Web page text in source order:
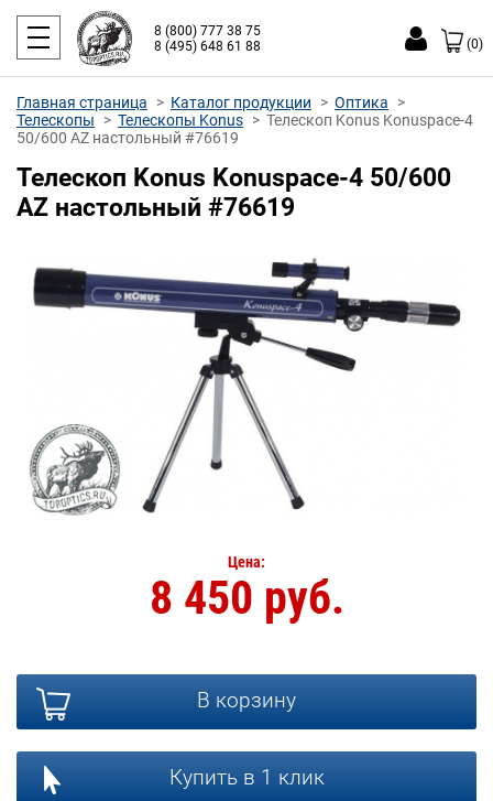
8 (800) 777 38 75
8 (495) 648 61 88
(0)
Главная страница Каталог продукции
Оптика
Телескопы
Телескопы Konus
Телескоп Konus Konuspace-4
50/600 AZ настольный #76619
Телескоп Konus Konuspace-4 50/600
AZ настольный #76619
Цена:
8 450 руб.
В корзину
Купить в 1 клик